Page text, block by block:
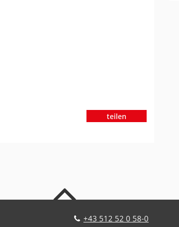
teilen
+43 512 52 0 58-0